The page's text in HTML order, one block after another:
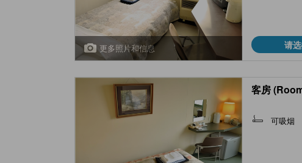
更多照片和信息 请
客房
可吸烟